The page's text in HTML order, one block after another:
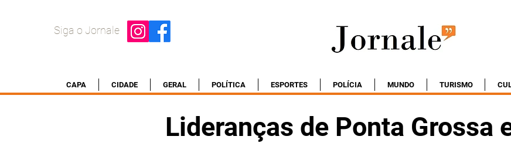
Siga o Jornale
CAPA CIDADE GERAL POLÍTICA ESPORTES POLÍCIA MUNDO TURISMO
Lideranças de Ponta Grossa